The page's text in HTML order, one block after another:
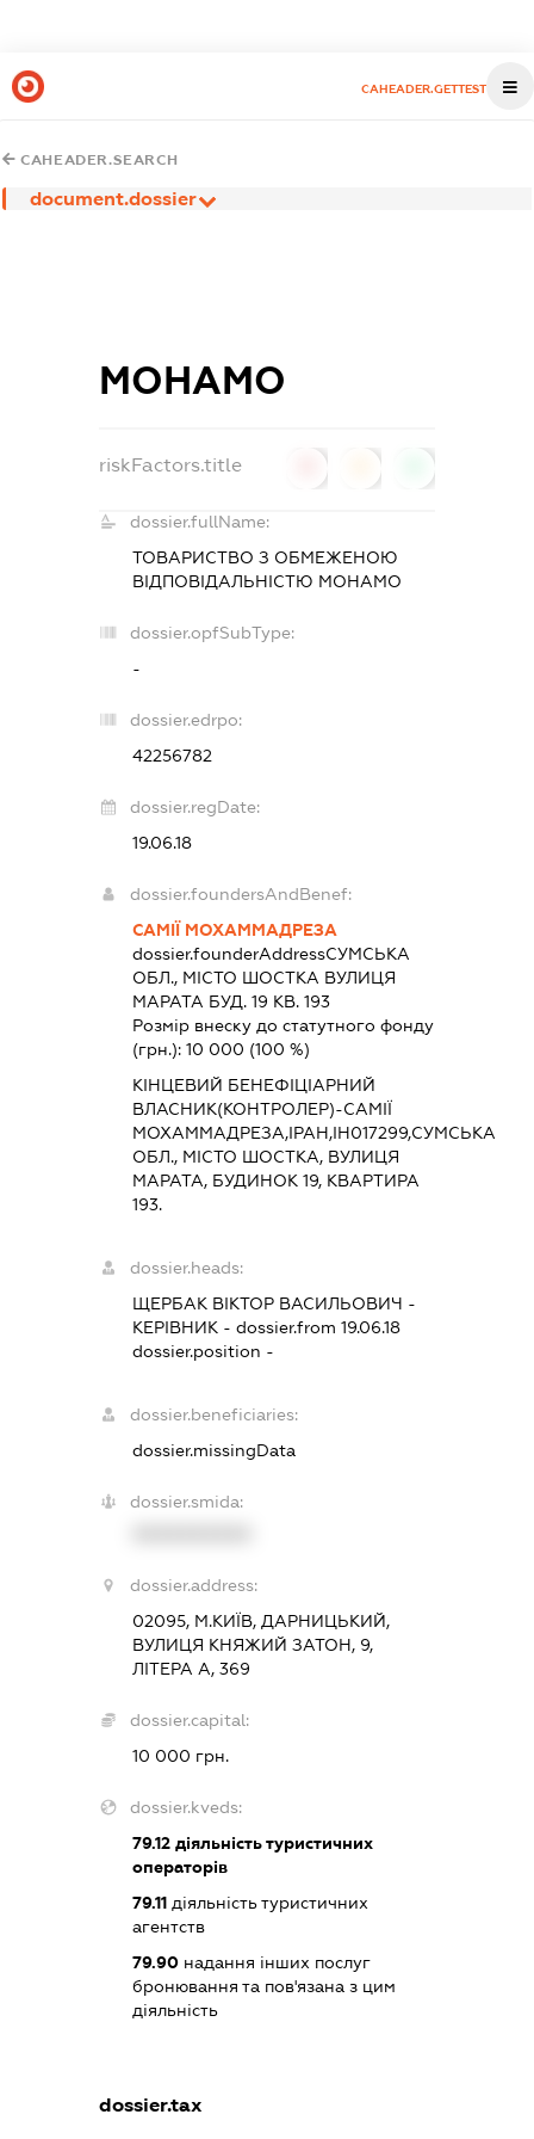
CAHEADER.GETTEST
CAHEADER.SEARCH
document.dossier
МОНАМО
riskFactors.title
dossier.fullName:
ТОВАРИСТВО З ОБМЕЖЕНОЮ
ВІДПОВІДАЛЬНІСТЮ МОНАМО
dossier.opfSubType:
-
dossier.edrpo:
42256782
dossier.regDate:
19.06.18
dossier.foundersAndBenef:
САМІЇ МОХАММАДРЕЗА
dossier.founderAddressСУМСЬКА
ОБЛ., МІСТО ШОСТКА ВУЛИЦЯ
МАРАТА БУД. 19 КВ. 193
Розмір внеску до статутного фонду
(грн.):10 000 (100 %)
КІНЦЕВИЙ БЕНЕФІЦІАРНИЙ
ВЛАСНИК(КОНТРОЛЕР)-САМІЇ
МОХАММАДРЕЗА,ІРАН,ІН017299,СУМСЬКА
ОБЛ., МІСТО ШОСТКА, ВУЛИЦЯ
МАРАТА, БУДИНОК 19, КВАРТИРА
193.
dossier.heads:
ЩЕРБАК ВІКТОР ВАСИЛЬОВИЧ -
КЕРІВНИК - dossier.from 19.06.18
dossier.position -
dossier.beneficiaries:
dossier.missingData
dossier.smida:
dossier.address:
02095, М.КИЇВ, ДАРНИЦЬКИЙ,
ВУЛИЦЯ КНЯЖИЙ ЗАТОН, 9,
ЛІТЕРА А, 369
dossier.capital:
10 000 грн.
dossier.kveds:
79.12 діяльність туристичних
операторів
79.11 діяльність туристичних
агентств
79.90 надання інших послуг
бронювання та пов'язана з цим
діяльність
dossier.tax